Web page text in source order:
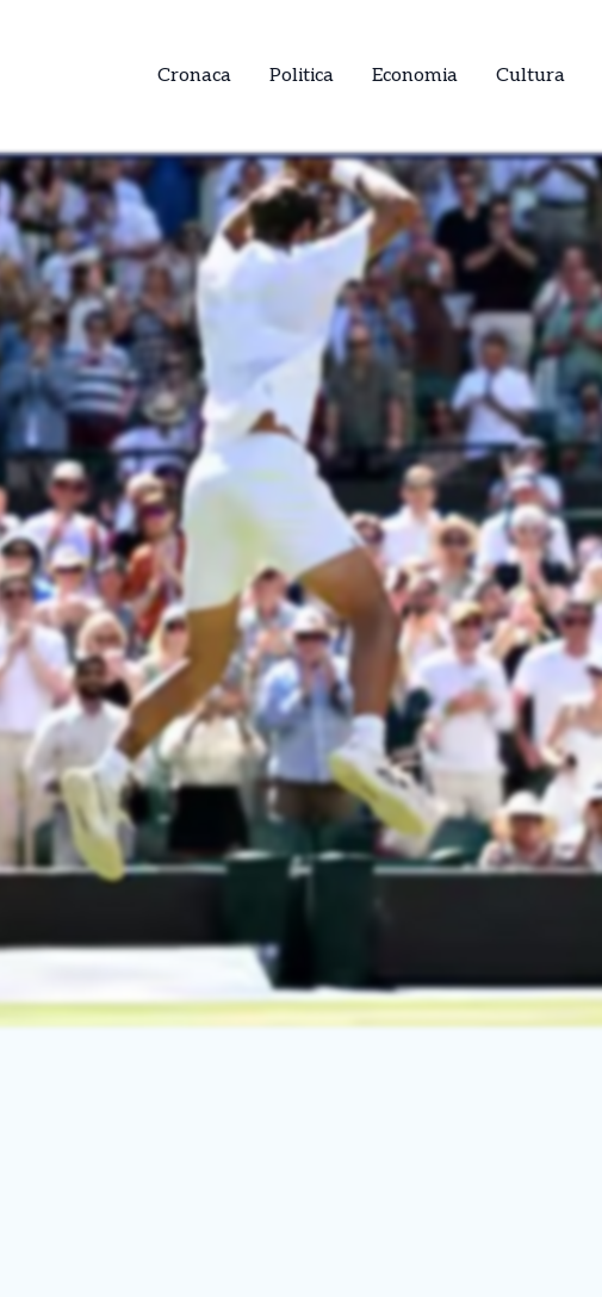
Cronaca Politica Economia Cultura